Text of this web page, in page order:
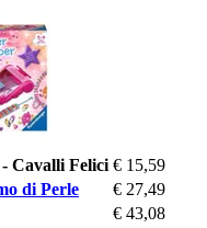
Cavalli Felici € 15,59
di Perle
€ 27,49
€ 43,08